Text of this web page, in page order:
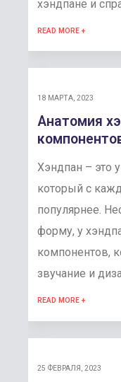
хэндпане и
READ MORE +
18 МАРТА, 2023
Анатомия
Хэндпан – это
который с
популярнее.
форму, у
компонентов,
звучание и
READ MORE +
25 ФЕВРАЛЯ, 2023